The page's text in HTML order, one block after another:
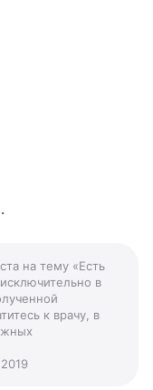
на тему «Есть
в
к врачу, в